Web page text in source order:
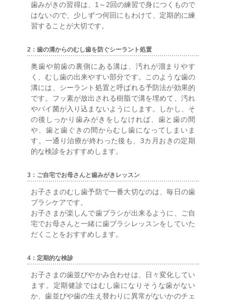
歯みがきの習得は、1～2回の練習で身につくもので
はないので、少しずつ何回にもわけて、定期的に練
習することが大切です。
2：歯の溝からのむし歯を防ぐシーラント処置
奥歯や前歯の裏側にある溝は、汚れが溜まりやす
く、むし歯の出来やすい部分です。このような歯の
溝には、シーラント処置と呼ばれる予防法が効果的
です。フッ素が放出される樹脂で溝を埋めて、汚れ
やバイ菌が入り込まないようにします。しかし、そ
の後しっかり歯みがきをしなければ、歯と歯の間
や、歯と歯ぐきの間からむし歯になってしまいま
す。一通り治療が終わった後も、3カ月おきの定期
的な検診をおすすめします。
3：ご自宅でお母さんと歯みがきレッスン
お子さまのむし歯予防で一番大切なのは、毎日の歯
ブラシケアです。
お子さまが楽しんで歯ブラシが出来るように、ご自
宅でお母さんと一緒に歯ブラシレッスンをしていた
だくことをおすすめします。
4：定期的な検診
お子さまの歯並びやかみ合わせは、日々変化してい
ます。定期健診ではむし歯になりそうな歯がない
か、歯並びや歯の生え替わりに異常がないかのチェ